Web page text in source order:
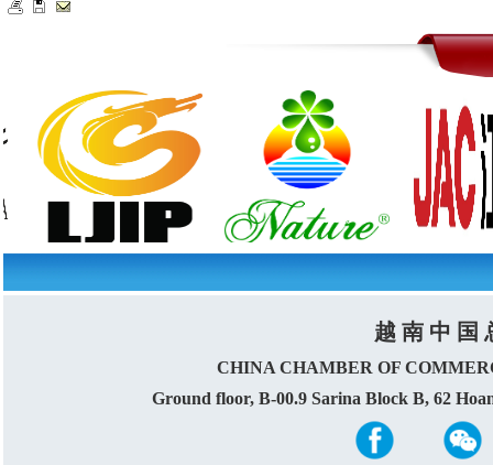
越 南 中 国
CHINA CHAMBER OF
Ground floor, B-00.9 Sarina Block B, 62